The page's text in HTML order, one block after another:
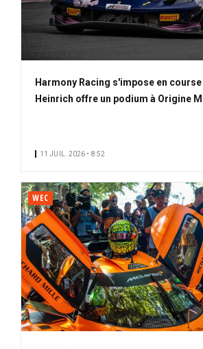
Harmony Racing s'impose en course
Heinrich offre un podium à Origine
11 JUIL. 2026 • 8:52
WEC